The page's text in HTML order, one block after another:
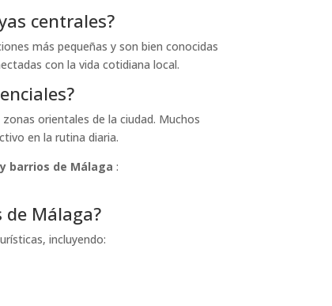
centrales?
más pequeñas y son bien conocidas
con la vida cotidiana local.
orientales de la ciudad. Muchos
en la rutina diaria.
barrios de Málaga :
Málaga?
incluyendo: